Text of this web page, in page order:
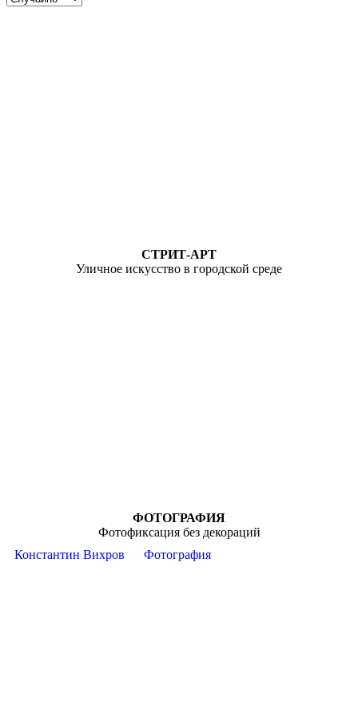
СТРИТ-АРТ
Уличное искусство в городской среде
ФОТОГРАФИЯ
Фотофиксация без декораций
Константин Вихров
Фотография